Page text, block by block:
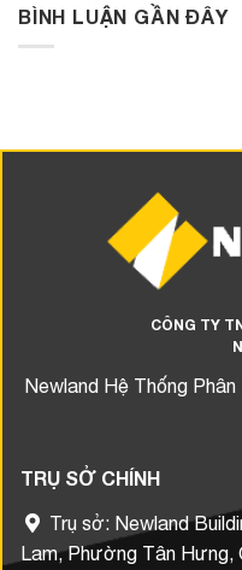
BÌNH LUẬN GẦN ĐÂY
CÔNG TY
Newland Hệ Thống
TRỤ SỞ CHÍNH
Trụ sở: Newland
Lam, Phường Tân Hưng,